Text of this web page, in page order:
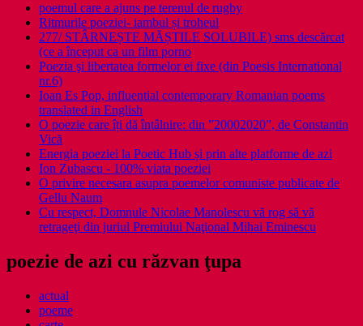
poemul care a ajuns pe terenul de rugby
Ritmurile poeziei- iambul și troheul
277/ STÂRNEȘTE MĂȘTILE SOLUBILE) sms descărcat
(ce a început ca un film porno
Poezia şi libertatea formelor ei fixe (din Poesis International
nr.6)
Ioan Es Pop, influential contemporary Romanian poems
translated in English
O poezie care îți dă întâlnire: din ”20002020”, de Constantin
Vică
Energia poeziei la Poetic Hub și prin alte platforme de azi
Ion Zubascu - 100% viata poeziei
O privire necesara asupra poemelor comuniste publicate de
Gellu Naum
Cu respect, Domnule Nicolae Manolescu vă rog să vă
retrageţi din juriul Premiului Naţional Mihai Eminescu
poezie de azi cu răzvan ţupa
actual
poeme